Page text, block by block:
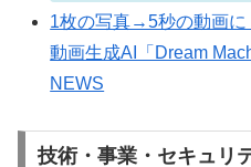
1枚の写真→5秒の動画
動画生成AI「Dream
NEWS
技術・事業・セキュリ